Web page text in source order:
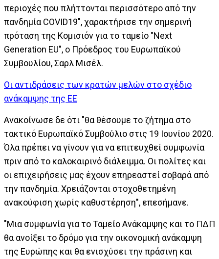
περιοχές που πλήττονται περισσότερο από την
πανδημία COVID19", χαρακτήρισε την σημερινή
πρόταση της Κομισιόν για το ταμείο "Next
Generation EU", ο Πρόεδρος του Ευρωπαϊκού
Συμβουλίου, Σαρλ Μισέλ.
Οι αντιδράσεις των κρατών μελών στο σχέδιο
ανάκαμψης της ΕΕ
Ανακοίνωσε δε ότι "θα θέσουμε το ζήτημα στο
τακτικό Ευρωπαϊκό Συμβούλιο στις 19 Ιουνίου 2020.
Όλα πρέπει να γίνουν για να επιτευχθεί συμφωνία
πριν από το καλοκαιρινό διάλειμμα. Οι πολίτες και
οι επιχειρήσεις μας έχουν επηρεαστεί σοβαρά από
την πανδημία. Χρειάζονται στοχοθετημένη
ανακούφιση χωρίς καθυστέρηση", επεσήμανε.
"Μια συμφωνία για το Ταμείο Ανάκαμψης και το ΠΔΠ
θα ανοίξει το δρόμο για την οικονομική ανάκαμψη
της Ευρώπης και θα ενισχύσει την πράσινη και